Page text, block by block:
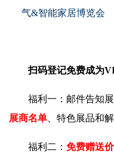
气&智能家居博览会
扫码登记免费成为
福利一：邮件告知
展商名单 、特色展品和
福利二： 免费赠送